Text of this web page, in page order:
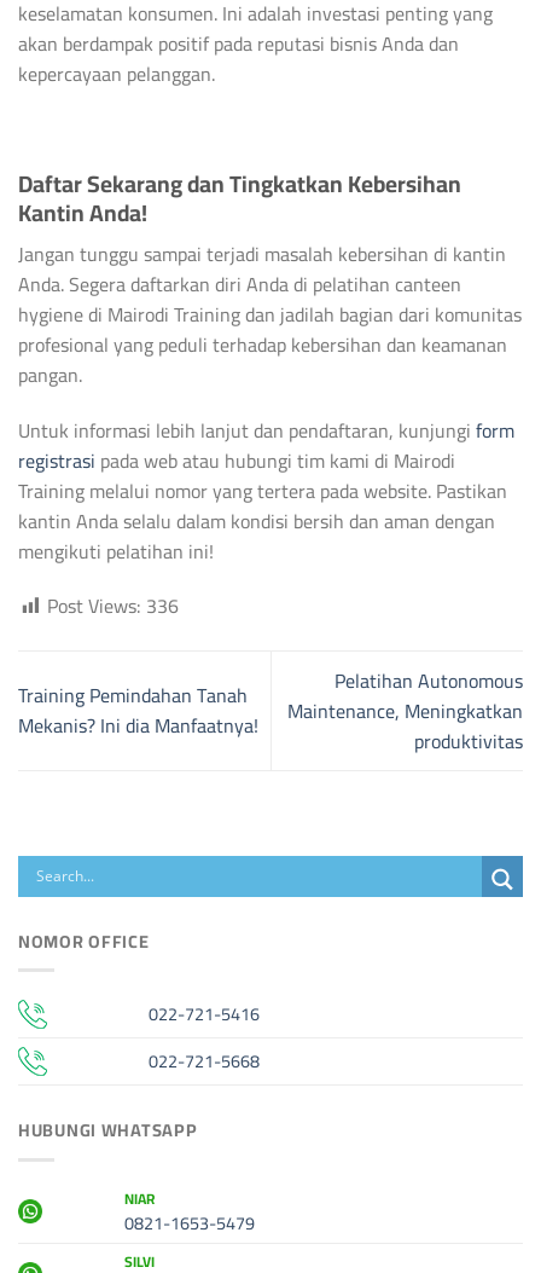
keselamatan konsumen. Ini adalah investasi penting yang
akan berdampak positif pada reputasi bisnis Anda dan
kepercayaan pelanggan.
Daftar Sekarang dan Tingkatkan Kebersihan
Kantin Anda!
Jangan tunggu sampai terjadi masalah kebersihan di kantin
Anda. Segera daftarkan diri Anda di pelatihan canteen
hygiene di Mairodi Training dan jadilah bagian dari komunitas
profesional yang peduli terhadap kebersihan dan keamanan
pangan.
Untuk informasi lebih lanjut dan pendaftaran, kunjungiform
registrasi pada web atau hubungi tim kami di Mairodi
Training melalui nomor yang tertera pada website. Pastikan
kantin Anda selalu dalam kondisi bersih dan aman dengan
mengikuti pelatihan ini!
Post Views: 336
Training Pemindahan Tanah
Mekanis? Ini dia Manfaatnya!
Pelatihan Autonomous
Maintenance, Meningkatkan
produktivitas
NOMOR OFFICE
022-721-5416
022-721-5668
HUBUNGI WHATSAPP
NIAR
0821-1653-5479
SILVI